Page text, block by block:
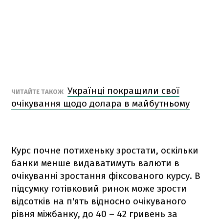
ЧИТАЙТЕ ТАКОЖ Українці покращили свої
очікування щодо долара в майбутньому
Курс почне потихеньку зростати, оскільки
банки менше видаватимуть валюти в
очікуванні зростання фіксованого курсу. В
підсумку готівковий ринок може зрости
відсотків на п'ять відносно очікуваного
рівня міжбанку, до 40 – 42 гривень за